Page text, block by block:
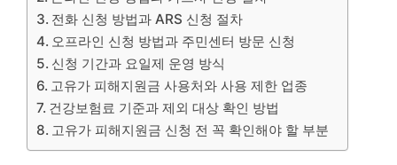
전화 신청 방법과 ARS 신청 절차
오프라인 신청 방법과 주민센터 방문 신청
신청 기간과 요일제 운영 방식
고유가 피해지원금 사용처와 사용 제한 업종
건강보험료 기준과 제외 대상 확인 방법
고유가 피해지원금 신청 전 꼭 확인해야 할 부분